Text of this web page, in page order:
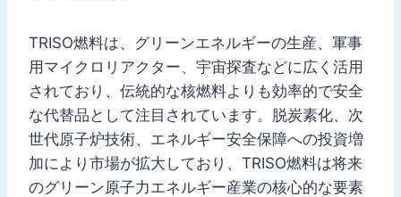
TRISO燃料は、グリーンエネルギーの生産、軍事
用マイクロリアクター、宇宙探査などに広く活用
されており、伝統的な核燃料よりも効率的で安全
な代替品として注目されています。脱炭素化、次
世代原子炉技術、エネルギー安全保障への投資増
加により市場が拡大しており、TRISO燃料は将来
のグリーン原子力エネルギー産業の核心的な要素